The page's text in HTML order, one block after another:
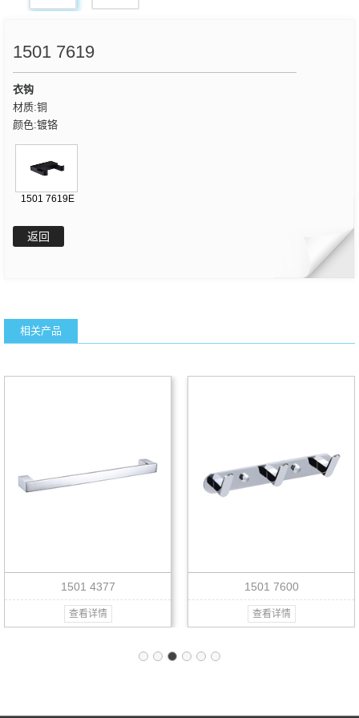
1501 7619
衣钩
材质:铜
颜色:镀铬
1501 7619E
返回
相关产品
1501 4377
查看详情
1501 7600
查看详情